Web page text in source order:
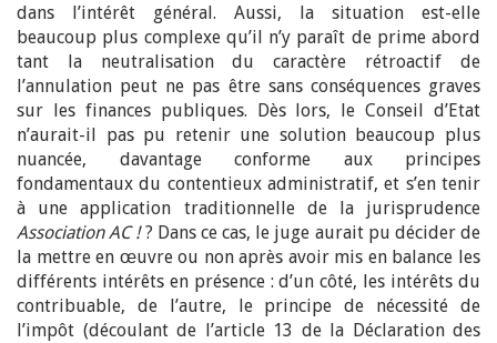
dans l’intérêt général. Aussi, la situation est-elle
beaucoup plus complexe qu’il n’y paraît de prime abord
tant la neutralisation du caractère rétroactif de
l’annulation peut ne pas être sans conséquences graves
sur les finances publiques. Dès lors, le Conseil d’Etat
n’aurait-il pas pu retenir une solution beaucoup plus
nuancée, davantage conforme aux principes
fondamentaux du contentieux administratif, et s’en tenir
à une application traditionnelle de la jurisprudence
Association AC !? Dans ce cas, le juge aurait pu décider de
la mettre en œuvre ou non après avoir mis en balance les
différents intérêts en présence : d’un côté, les intérêts du
contribuable, de l’autre, le principe de nécessité de
l’impôt (découlant de l’article 13 de la Déclaration des